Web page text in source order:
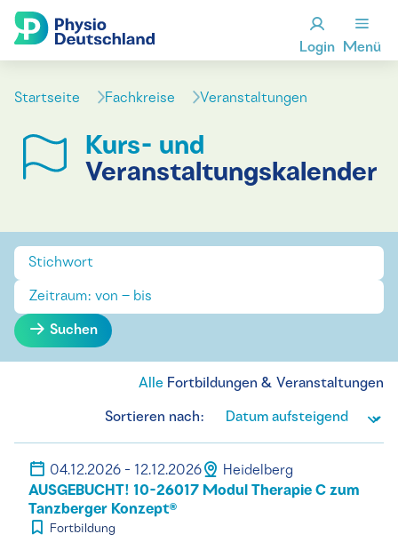
Login Menü
Startseite Fachkreise Veranstaltungen
Kurs- und
Veranstaltungskalender
Suchen
Alle Fortbildungen & Veranstaltungen
Sortieren nach:
04.12.2026 - 12.12.2026 Heidelberg
AUSGEBUCHT! 10-26017 Modul Therapie C zum
Tanzberger Konzept®
Fortbildung